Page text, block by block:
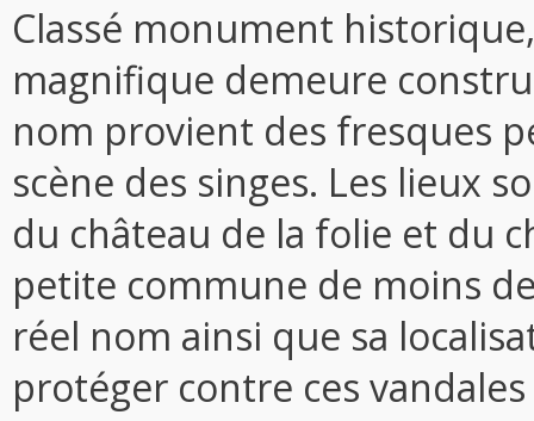
Classé monument
magnifique demeure
nom provient des fresques
scène des singes. Les lieux
du château de la folie et du
petite commune de moins
réel nom ainsi que sa
protéger contre ces